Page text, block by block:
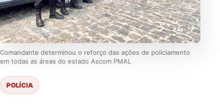
Comandante determinou o reforço das ações de policiamento
em todas as áreas do estado Ascom PMAL
POLÍCIA